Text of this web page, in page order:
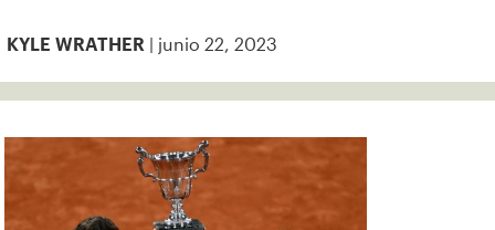
KYLE WRATHER | junio 22, 2023